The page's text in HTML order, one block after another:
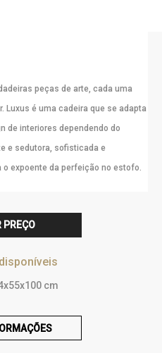
peças de arte, cada uma
Luxus é uma cadeira que se adapta
de interiores dependendo do
e sedutora, sofisticada e
expoente da perfeição no estofo.
PREÇO
cm